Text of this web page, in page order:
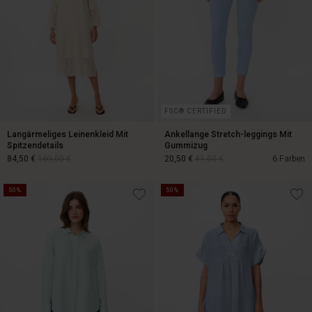
Langärmeliges Leinenkleid Mit
Spitzendetails
84,50 €
169,00 €
FSC® CERTIFIED
Ankellange Stretch-leggings Mit
Gummizug
6 Farben
20,50 €
41,00 €
50% 50%